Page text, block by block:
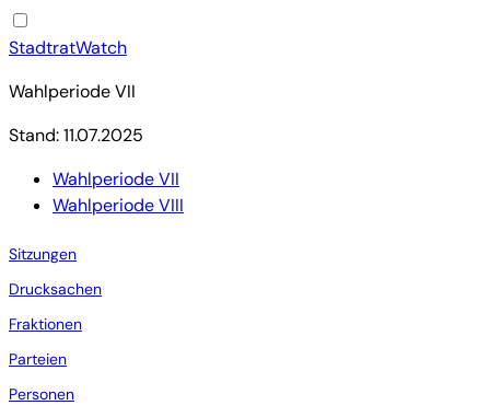
StadtratWatch
Wahlperiode VII
Stand: 11.07.2025
Wahlperiode VII
Wahlperiode VIII
Sitzungen
Drucksachen
Fraktionen
Parteien
Personen